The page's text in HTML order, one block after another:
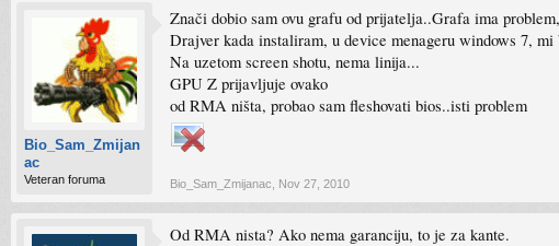
Bio_Sam_Zmijan
ac
Veteran foruma
Znači dobio sam ovu grafu od prijatelja..Grafa ima
Drajver kada instaliram, u device menageru windows 7,
Na uzetom screen shotu, nema linija...
GPU Z prijavljuje ovako
od RMA ništa, probao sam fleshovati bios..isti problem
Bio_Sam_Zmijanac Nov 27, 2010
Od RMA nista? Ako nema garanciju, to je za kante.